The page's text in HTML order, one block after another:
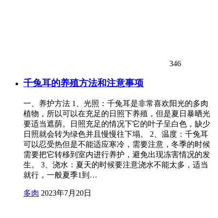
346
千兔耳的养殖方法和注意事项
一、养护方法 1、光照：千兔耳是非常喜欢阳光的多肉
植物，所以可以在充足的日照下养殖，但是夏日暴晒光
要适当遮荫。日照充足的情况下它的叶子呈白色，缺少
日照就会转为绿色并且慢慢往下塌。 2、温度：千兔耳
可以忍受热但是不能适应寒冷，需要注意，冬季的时候
需要把它转移到室内进行养护，避免出现冻害情况的发
生。 3、浇水：夏天的时候要注意浇水不能太多，适当
就行，一般夏季1到…
多肉 2023年7月20日